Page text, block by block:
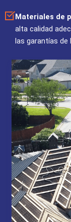
Materiales de
alta calidad
las garantías de